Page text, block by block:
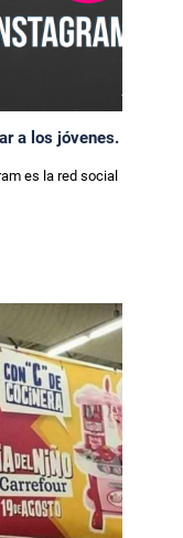
a los jóvenes.
es la red social